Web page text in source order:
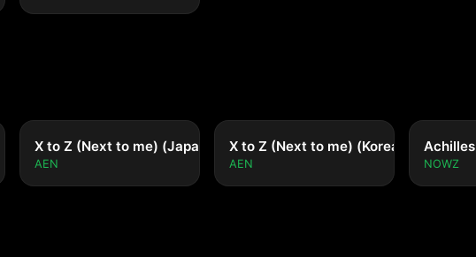
X to Z (Next to me) (Japanese ver.)
AEN
X to Z (Next to me) (Korean ver.)
AEN
Achilles
NOWZ